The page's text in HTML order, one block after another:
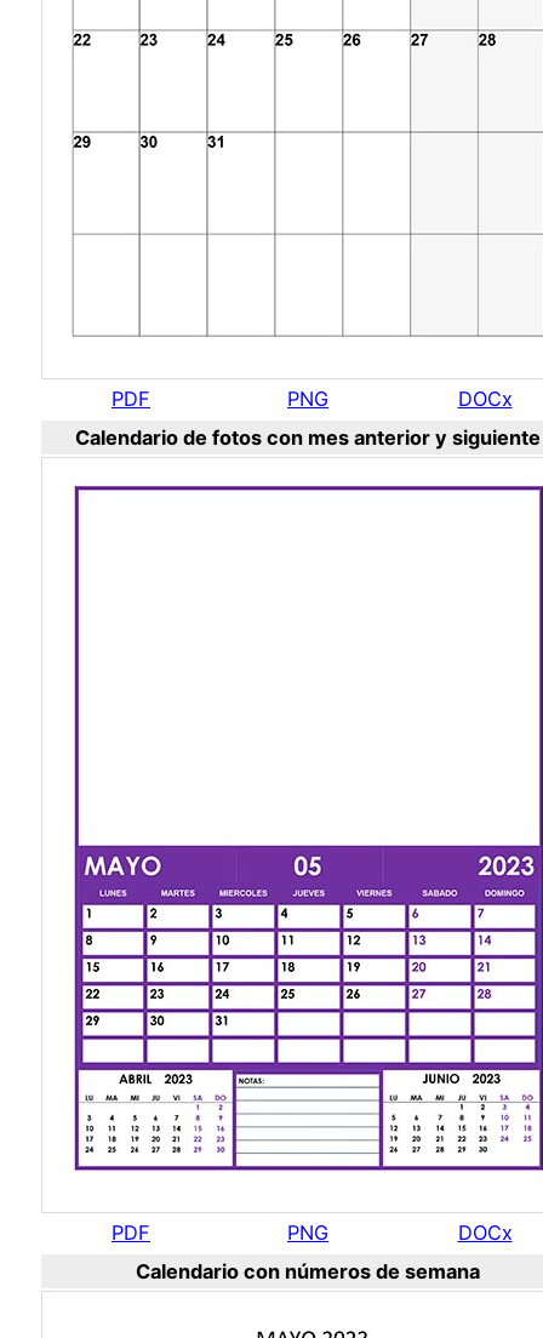
PDF PNG
DOCx
Calendario de fotos con mes anterior y siguiente
PDF PNG
DOCx
Calendario con números de semana